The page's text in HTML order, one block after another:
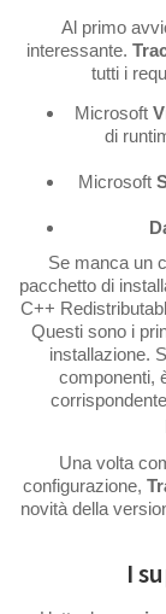
Al primo
interessante.
tutti i
Microsoft
di
Microsoft
Se manca un
pacchetto di
C++
Questi sono i
installazione.
componenti,
Una volta
configurazione,
novità della
I